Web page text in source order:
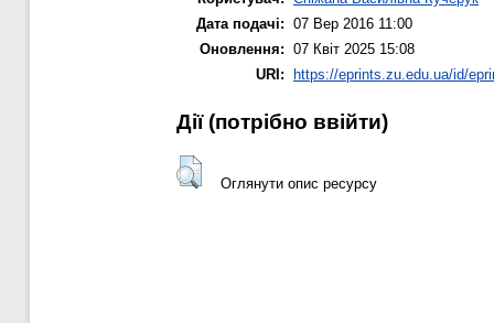
Дата подачі: 07 Вер 2016 11:00
Оновлення: 07 Квіт 2025 15:08
URI:
https://eprints.zu.edu.ua/id/
Дії ​​(потрібно ввійти)
Оглянути опис ресурсу